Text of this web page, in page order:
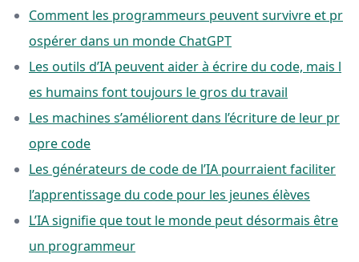
Comment les programmeurs peuvent survivre et pr
ospérer dans un monde ChatGPT
Les outils d’IA peuvent aider à écrire du code, mais l
es humains font toujours le gros du travail
Les machines s’améliorent dans l’écriture de leur pr
opre code
Les générateurs de code de l’IA pourraient faciliter
l’apprentissage du code pour les jeunes élèves
L’IA signifie que tout le monde peut désormais être
un programmeur